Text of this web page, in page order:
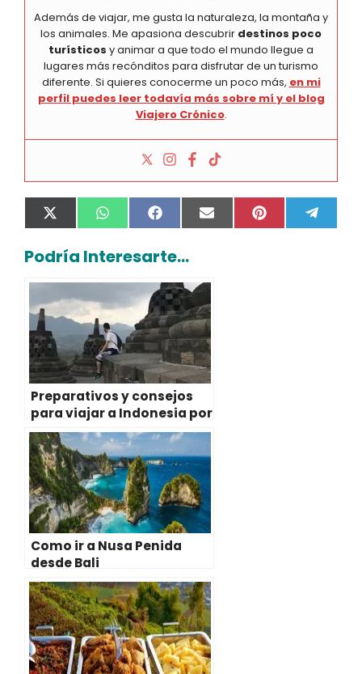
Además de viajar, me gusta la naturaleza, la montaña y
los animales. Me apasiona descubrir destinos poco
turísticos y animar a que todo el mundo llegue a
lugares más recónditos para disfrutar de un turismo
diferente. Si quieres conocerme un poco más, en mi
perfil puedes leer todavía más sobre mí y el blog
Viajero Crónico.
Compartir
en
X
(
w
t
t
e
r
)
Compartir
en
W
h
t
A
p
Compartir
en
F
a
e
o
o
k
Compartir
en
E
m
Compartir
en
P
i en
e
Podría Interesarte...
Preparativos y consejos
para viajar a Indonesia por
libre
Como ir a Nusa Penida
desde Bali